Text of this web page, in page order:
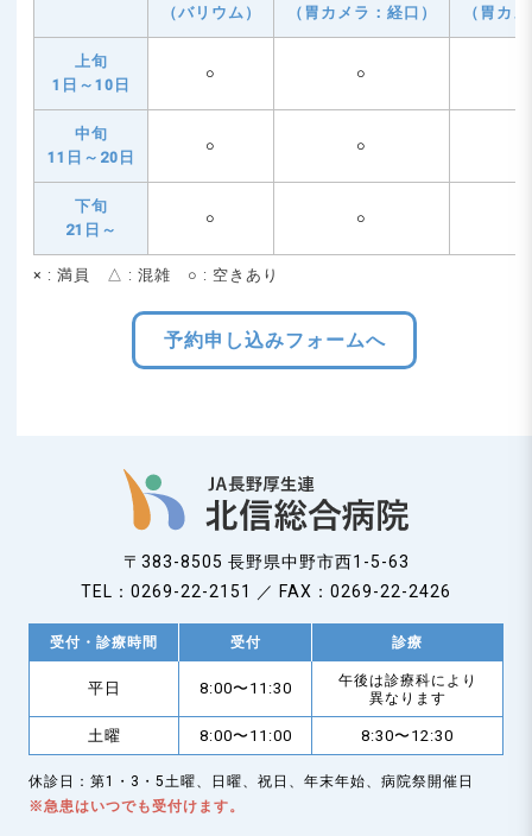
（バリウム）
（胃カメラ：経口）
（胃カ
上旬
1日～10日
○ ○
中旬
11日～20日
○ ○
下旬
21日～
○ ○
× : 満員 △ : 混雑 ○ : 空きあり
予約申し込みフォームへ
〒383-8505 長野県中野市西1-5-63
TEL：0269-22-2151 ／ FAX：0269-22-2426
受付・診療時間 受付 診療
平日 8:00〜11:30
午後は診療科により
異なります
土曜 8:00〜11:00 8:30〜12:30
休診日：第1・3・5土曜、日曜、祝日、年末年始、病院祭開催日
※急患はいつでも受付けます。